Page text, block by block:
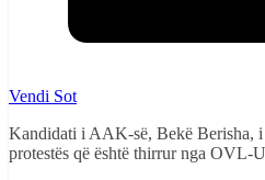
Vendi Sot
Kandidati i AAK-së, Bekë Berisha, i
protestës që është thirrur nga OVL-